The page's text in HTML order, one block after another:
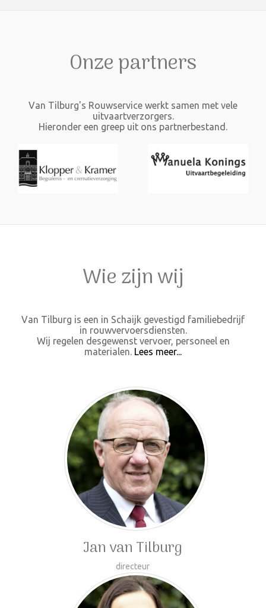
Onze partners
Van Tilburg's Rouwservice werkt samen met vele
uitvaartverzorgers.
Hieronder een greep uit ons partnerbestand.
Wie zijn wij
Van Tilburg is een in Schaijk gevestigd familiebedrijf
in rouwvervoersdiensten.
Wij regelen desgewenst vervoer, personeel en
materialen. Lees meer...
Jan van Tilburg
directeur